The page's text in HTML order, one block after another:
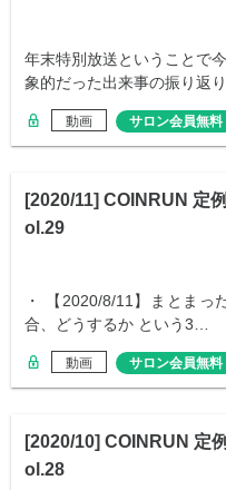
年末特別放送ということで
象的だった出来事の振り返
動画 サロン会員無料
[2020/11] COINRUN 定
ol.29
・ 【2020/8/11】まとまっ
合、どうするか という3…
動画 サロン会員無料
[2020/10] COINRUN 定
ol.28